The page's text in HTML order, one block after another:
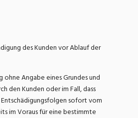
des Kunden vor Ablauf der
Angabe eines Grundes und
den Kunden oder im Fall, dass
sofort vom
im Voraus für eine bestimmte